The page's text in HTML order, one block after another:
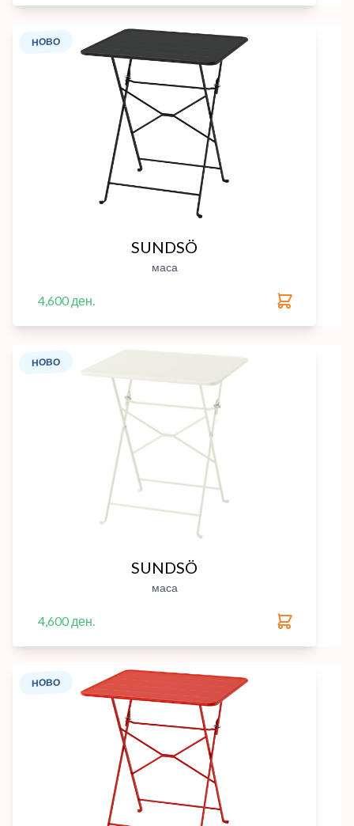
НОВО
SUNDSÖ
маса
4,600 ден.
НОВО
SUNDSÖ
маса
4,600 ден.
НОВО